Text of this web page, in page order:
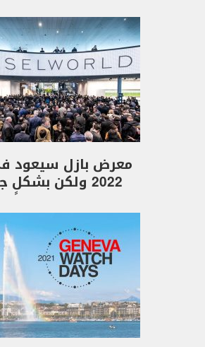
معرض بازل سيعود
2022 ولكن بشكلٍ جديدٍ!